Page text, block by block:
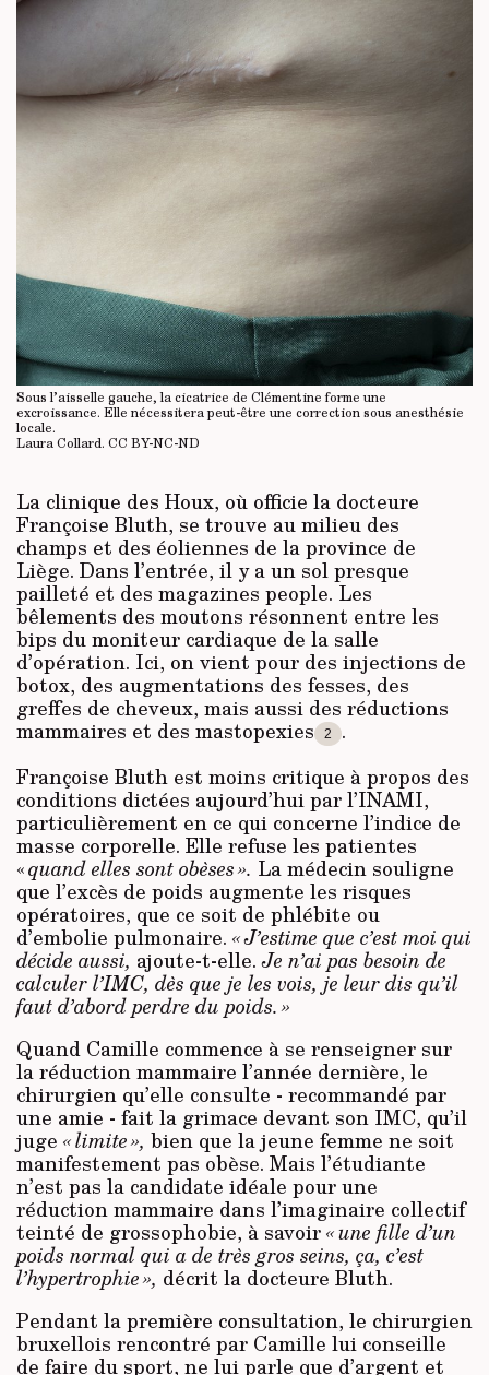
Sous l’aisselle gauche, la cicatrice de Clémentine forme une
excroissance. Elle nécessitera peut-être une correction sous anesthésie
locale.
Laura Collard. CC BY-NC-ND
La clinique des Houx, où officie la docteure
Françoise Bluth, se trouve au milieu des
champs et des éoliennes de la province de
Liège. Dans l’entrée, il y a un sol presque
pailleté et des magazines people. Les
bêlements des moutons résonnent entre les
bips du moniteur cardiaque de la salle
d’opération. Ici, on vient pour des injections de
botox, des augmentations des fesses, des
greffes de cheveux, mais aussi des réductions
mammaires et des mastopexies
2
.
Françoise Bluth est moins critique à propos des
conditions dictées aujourd’hui par l’INAMI,
particulièrement en ce qui concerne l’indice de
masse corporelle. Elle refuse les patientes
«quand elles sont obèses ». La médecin souligne
que l’excès de poids augmente les risques
opératoires, que ce soit de phlébite ou
d’embolie pulmonaire. « J’estime que c’est moi qui
décide aussi, ajoute-t-elle.Je n’ai pas besoin de
calculer l’IMC, dès que je les vois, je leur dis qu’il
faut d’abord perdre du poids. »
Quand Camille commence à se renseigner sur
la réduction mammaire l’année dernière, le
chirurgien qu’elle consulte - recommandé par
une amie - fait la grimace devant son IMC, qu’il
juge « limite », bien que la jeune femme ne soit
manifestement pas obèse. Mais l’étudiante
n’est pas la candidate idéale pour une
réduction mammaire dans l’imaginaire collectif
teinté de grossophobie, à savoir« une fille d’un
poids normal qui a de très gros seins, ça, c’est
l’hypertrophie », décrit la docteure Bluth.
Pendant la première consultation, le chirurgien
bruxellois rencontré par Camille lui conseille
de faire du sport, ne lui parle que d’argent et